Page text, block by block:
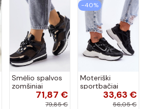
Smėlio spalvos
zomšiniai
sportiniai
bateliai, „Karino"
71,87 €
79,85 €
−40%
Moteriški
sportbačiai
juodos spalvos
33,63 €
56,05 €